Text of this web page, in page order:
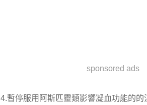
sponsored ads
4.暫停服用阿斯匹靈類影響凝血功能的的